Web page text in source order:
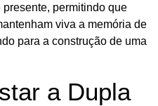
permitindo que
viva a memória de
para a construção de uma
a Dupla